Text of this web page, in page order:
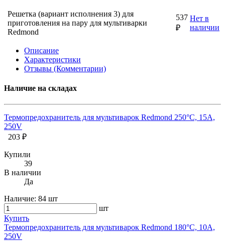
Решетка (вариант исполнения 3) для
приготовления на пару для мультиварки
Redmond
537
₽
Нет в
наличии
Описание
Характеристики
Отзывы (Комментарии)
Наличие на складах
Термопредохранитель для мультиварок Redmond 250°C, 15А,
250V
203 ₽
Купили
39
В наличии
Да
Наличие: 84 шт
шт
Купить
Термопредохранитель для мультиварок Redmond 180°C, 10А,
250V